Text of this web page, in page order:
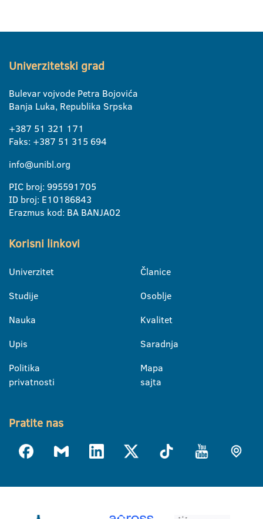
Univerzitetski grad
Bulevar vojvode Petra Bojovića
Banja Luka, Republika Srpska
+387 51 321 171
Faks: +387 51 315 694
info@unibl.org
PIC broj: 995591705
ID broj: E10186843
Erazmus kod: BA BANJA02
Korisni linkovi
Univerzitet
Studije
Nauka
Upis
Politika
privatnosti
Članice
Osoblje
Kvalitet
Saradnja
Mapa
sajta
Pratite nas